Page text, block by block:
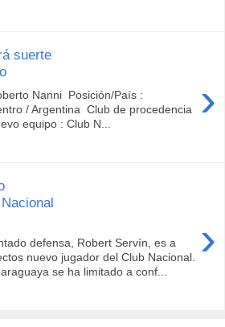
suerte
›
Nanni Posición/País :
/ Argentina Club de procedencia
equipo : Club N...
›
defensa, Robert Servín, es a
nuevo jugador del Club Nacional.
se ha limitado a conf...